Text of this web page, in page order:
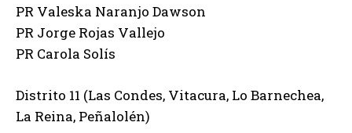
PR Valeska Naranjo Dawson
PR Jorge Rojas Vallejo
PR Carola Solís
Distrito 11 (Las Condes, Vitacura, Lo Barnechea,
La Reina, Peñalolén)